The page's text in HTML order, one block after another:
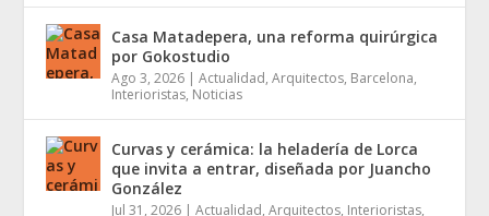
Casa Matadepera, una reforma quirúrgica
por Gokostudio
Ago 3, 2026 |Actualidad,Arquitectos, Barcelona,
Interioristas, Noticias
Curvas y cerámica: la heladería de Lorca
que invita a entrar, diseñada por Juancho
González
Jul 31, 2026 |Actualidad,Arquitectos, Interioristas,